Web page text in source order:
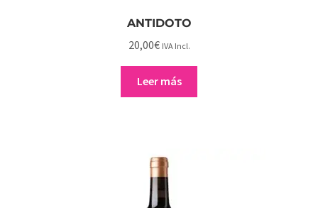
ANTIDOTO
20,00€ IVA Incl.
Leer más